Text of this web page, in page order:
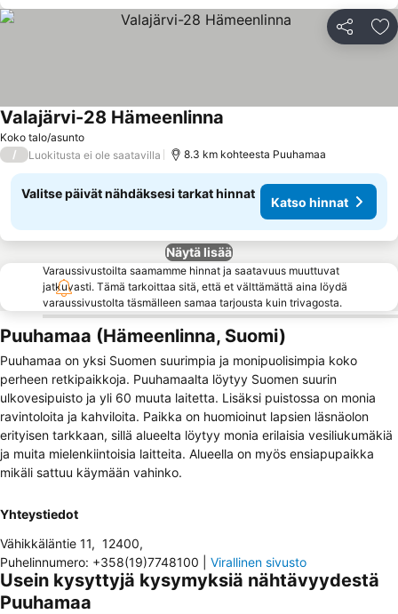
Jaa
Koko talo/asunto
Valajärvi-28 Hämeenlinna
/ Luokitusta ei ole saatavilla 8.3 km kohteesta Puuhamaa
Valitse päivät nähdäksesi tarkat hinnat
Katso hinnat
Näytä lisää
Varaussivustoilta saamamme hinnat ja saatavuus muuttuvat
jatkuvasti. Tämä tarkoittaa sitä, että et välttämättä aina löydä
varaussivustolta täsmälleen samaa tarjousta kuin trivagosta.
Puuhamaa (Hämeenlinna, Suomi)
Puuhamaa on yksi Suomen suurimpia ja monipuolisimpia koko
perheen retkipaikkoja. Puuhamaalta löytyy Suomen suurin
ulkovesipuisto ja yli 60 muuta laitetta. Lisäksi puistossa on monia
ravintoloita ja kahviloita. Paikka on huomioinut lapsien läsnäolon
erityisen tarkkaan, sillä alueelta löytyy monia erilaisia vesiliukumäkiä
ja muita mielenkiintoisia laitteita. Alueella on myös ensiapupaikka
mikäli sattuu käymään vahinko.
Yhteystiedot
Vähikkäläntie 11, 12400,
Puhelinnumero: +358(19)7748100 Virallinen sivusto
Usein kysyttyjä kysymyksiä nähtävyydestä
Puuhamaa